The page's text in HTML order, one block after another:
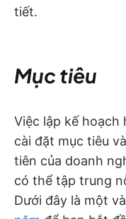
tiết.
Mục tiêu
Việc lập kế hoạch
cài đặt mục tiêu
tiên của doanh
có thể tập trung
Dưới đây là một